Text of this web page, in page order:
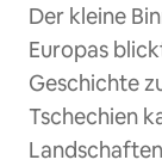
Der kleine
Europas
Geschichte
Tschechien